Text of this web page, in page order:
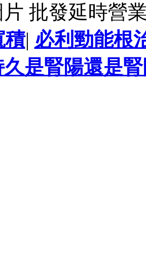
批發延時營
積| 必利勁能根
是腎陽還是